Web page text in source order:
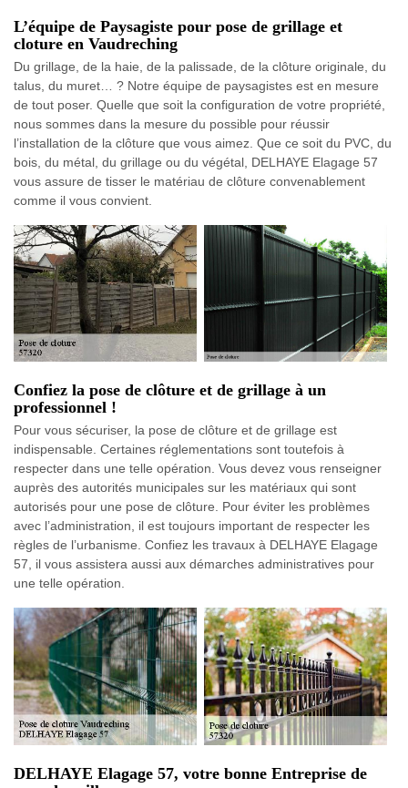
L’équipe de Paysagiste pour pose de grillage et
cloture en Vaudreching
Du grillage, de la haie, de la palissade, de la clôture originale, du
talus, du muret… ? Notre équipe de paysagistes est en mesure
de tout poser. Quelle que soit la configuration de votre propriété,
nous sommes dans la mesure du possible pour réussir
l’installation de la clôture que vous aimez. Que ce soit du PVC, du
bois, du métal, du grillage ou du végétal, DELHAYE Elagage 57
vous assure de tisser le matériau de clôture convenablement
comme il vous convient.
Confiez la pose de clôture et de grillage à un
professionnel !
Pour vous sécuriser, la pose de clôture et de grillage est
indispensable. Certaines réglementations sont toutefois à
respecter dans une telle opération. Vous devez vous renseigner
auprès des autorités municipales sur les matériaux qui sont
autorisés pour une pose de clôture. Pour éviter les problèmes
avec l’administration, il est toujours important de respecter les
règles de l’urbanisme. Confiez les travaux à DELHAYE Elagage
57, il vous assistera aussi aux démarches administratives pour
une telle opération.
DELHAYE Elagage 57, votre bonne Entreprise de